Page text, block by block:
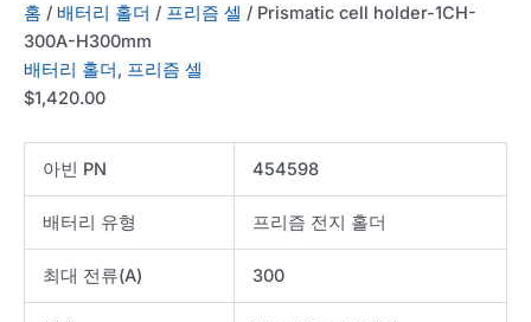
홈 / 배터리 홀더 / 프리즘 셀 / Prismatic cell holder-1CH-
300A-H300mm
배터리 홀더, 프리즘 셀
$1,420.00
아빈 PN 454598
배터리 유형 프리즘 전지 홀더
최대 전류(A) 300